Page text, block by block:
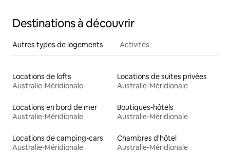
Destinations à découvrir
Autres types de logements Activités
Locations de lofts
Australie-Méridionale
Locations de suites privées
Australie-Méridionale
Locations en bord de mer
Australie-Méridionale
Boutiques-hôtels
Australie-Méridionale
Locations de camping-cars
Australie-Méridionale
Chambres d'hôtel
Australie-Méridionale